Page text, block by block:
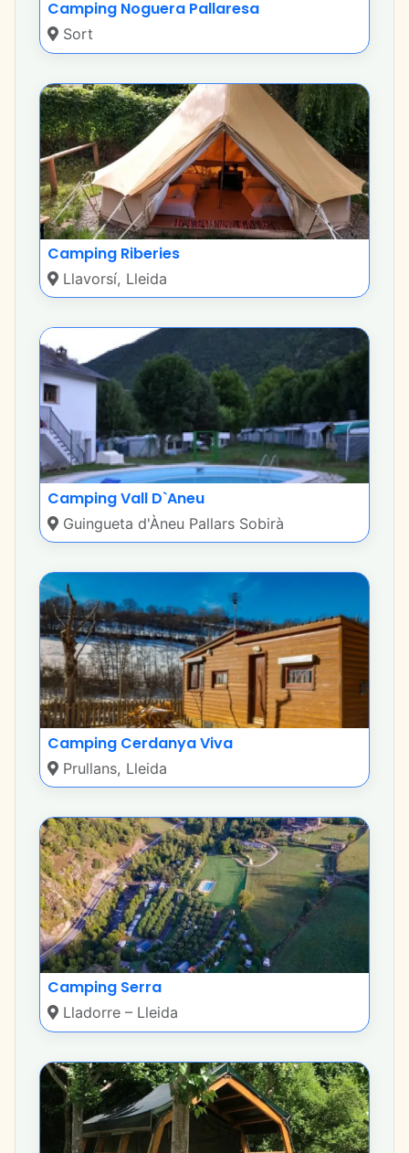
Camping Noguera Pallaresa
Sort
Camping Riberies
Llavorsí, Lleida
Camping Vall D`Aneu
Guingueta d'Àneu Pallars Sobirà
Camping Cerdanya Viva
Prullans, Lleida
Camping Serra
Lladorre – Lleida